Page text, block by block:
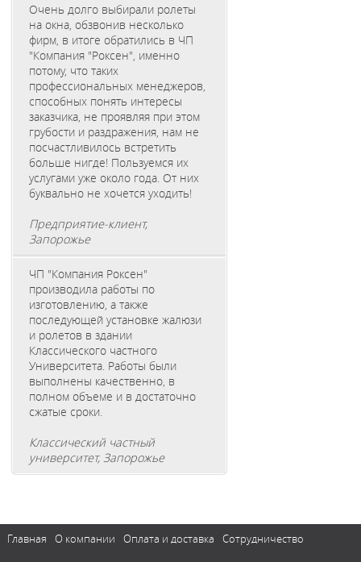
Очень долго выбирали ролеты
на окна, обзвонив несколько
фирм, в итоге обратились в ЧП
"Компания "Роксен", именно
потому, что таких
профессиональных менеджеров,
способных понять интересы
заказчика, не проявляя при этом
грубости и раздражения, нам не
посчастливилось встретить
больше нигде! Пользуемся их
услугами уже около года. От них
буквально не хочется уходить!
Предприятие-клиент,
Запорожье
ЧП "Компания Роксен"
производила работы по
изготовлению, а также
последующей установке жалюзи
и ролетов в здании
Классического частного
Университета. Работы были
выполнены качественно, в
полном объеме и в достаточно
сжатые сроки.
Классический частный
университет, Запорожье
Главная О компании Оплата и доставка Сотрудничество